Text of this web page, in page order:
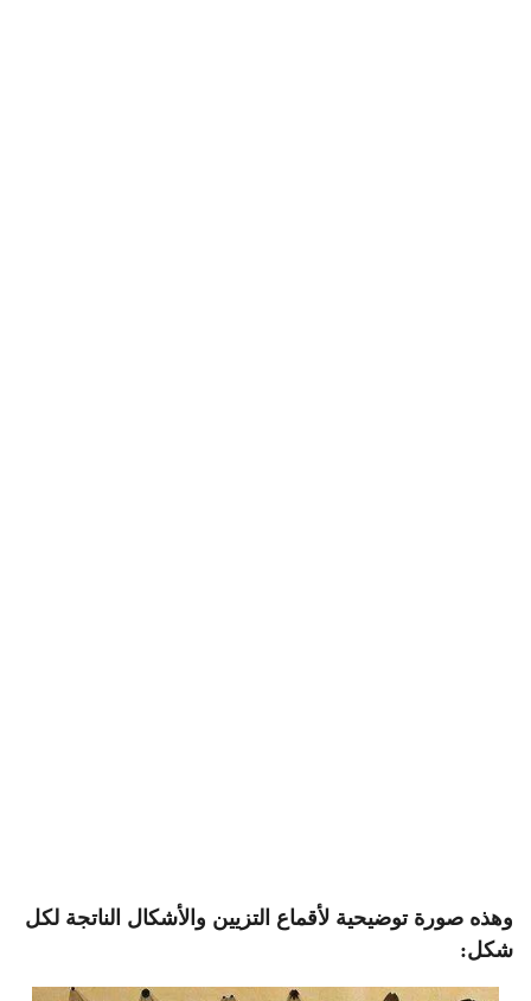
وهذه صورة توضيحية لأقماع التزيين والأشكال الناتجة لكل
شكل: